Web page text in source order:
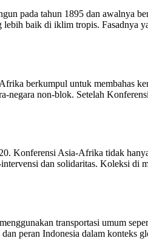
pada tahun 1895 dan awalnya
baik di iklim tropis. Fasadnya
berkumpul untuk membahas
negara non-blok. Setelah
Konferensi Asia-Afrika tidak
dan solidaritas. Koleksi di
transportasi umum
peran Indonesia dalam konteks